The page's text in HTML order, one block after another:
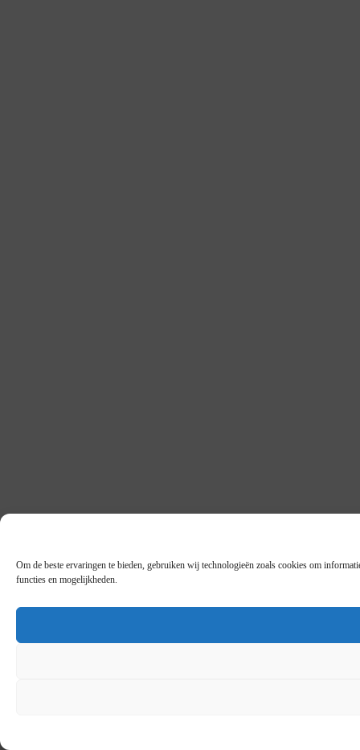
Om de beste ervaringen te bieden, gebruiken wij technologieën zoals cookies om
functies en mogelijkheden.